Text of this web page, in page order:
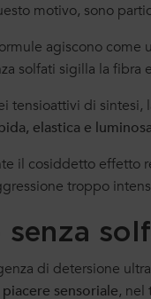
motivo, sono
agiscono
solfati sigilla la fibra
tensioattivi di
elastica e luminosa
il cosiddetto effetto
troppo
di detersione
sensoriale, nel